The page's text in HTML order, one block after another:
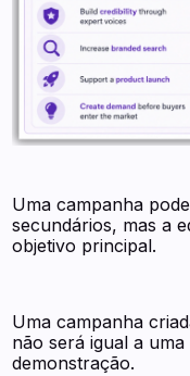
Uma campanha
secundários, mas a
objetivo principal.
Uma campanha
não será igual a
demonstração.